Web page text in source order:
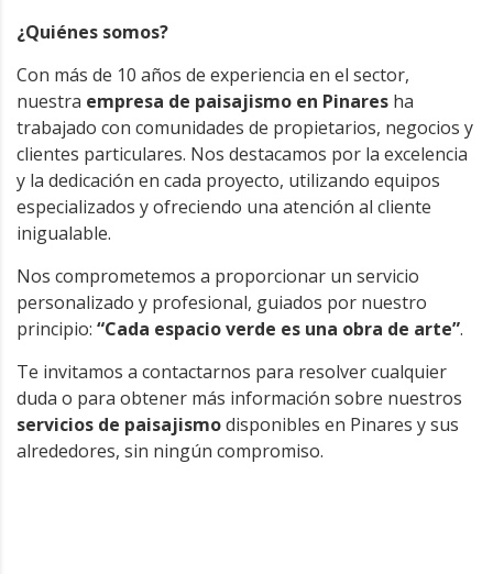
¿Quiénes somos?
Con más de 10 años de experiencia en el sector,
nuestra empresa de paisajismo en Pinares ha
trabajado con comunidades de propietarios, negocios y
clientes particulares. Nos destacamos por la excelencia
y la dedicación en cada proyecto, utilizando equipos
especializados y ofreciendo una atención al cliente
inigualable.
Nos comprometemos a proporcionar un servicio
personalizado y profesional, guiados por nuestro
principio: “Cada espacio verde es una obra de arte”.
Te invitamos a contactarnos para resolver cualquier
duda o para obtener más información sobre nuestros
servicios de paisajismodisponibles en Pinares y sus
alrededores, sin ningún compromiso.